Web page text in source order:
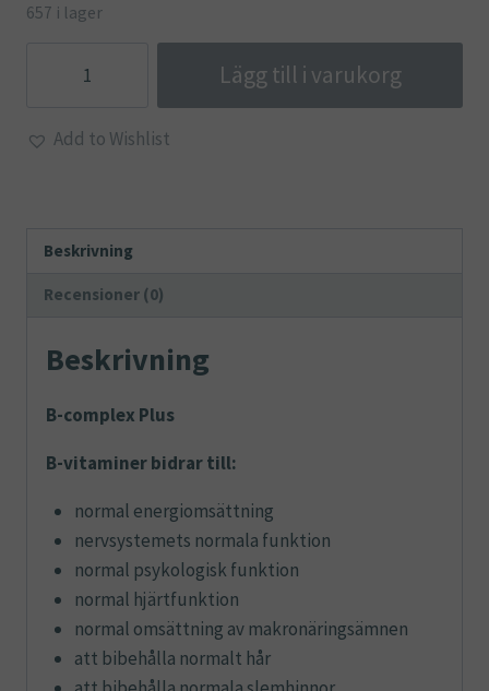
657 i lager
Complex
mängd
Lägg till i varukorg
Add to Wishlist
Beskrivning
Recensioner (0)
Beskrivning
B-complex Plus
B-vitaminer bidrar till:
normal energiomsättning
nervsystemets normala funktion
normal psykologisk funktion
normal hjärtfunktion
normal omsättning av makronäringsämnen
att bibehålla normalt hår